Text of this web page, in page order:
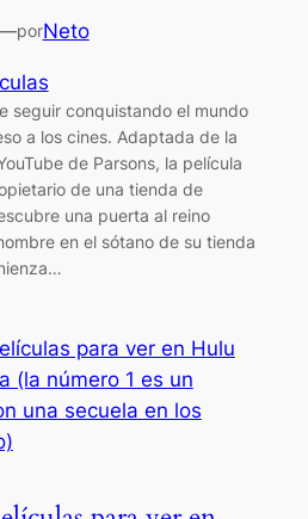
porNeto
seguir conquistando el mundo
a los cines. Adaptada de la
de Parsons, la película
de una tienda de
una puerta al reino
en el sótano de su tienda